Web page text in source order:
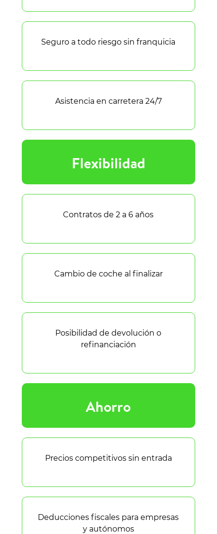
Flexibilidad
Ahorro
Contratos de 2 a 6 años
Precios competitivos sin entrada
Seguro a todo riesgo sin franquicia
Cambio de coche al finalizar
Deducciones fiscales para empresas
y autónomos
Asistencia en carretera 24/7
Posibilidad de devolución o
refinanciación